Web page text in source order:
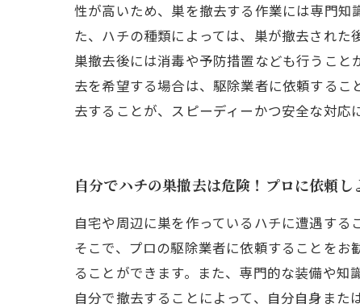
性が高いため、巣を撤去する作業には専門知
た、ハチの種類によっては、巣が撤去された
巣撤去後には消毒や予防措置なども行うこ
去を希望する場合は、駆除業者に依頼する
去することが、スピーディーかつ安全な対応
自分でハチの巣撤去は危険！プロに依頼し
自宅や周辺に巣を作っているハチに遭遇する
そこで、プロの駆除業者に依頼することを
ることができます。また、専門的な装備や
自分で撤去することによって、自分自身また